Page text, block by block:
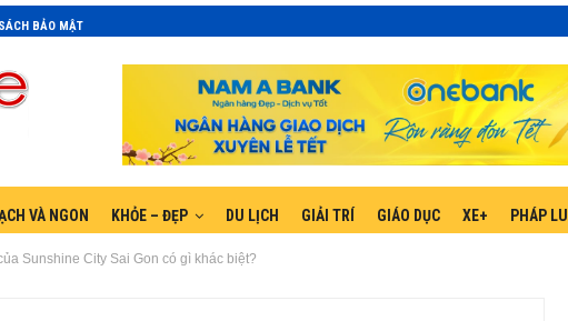
BẢO MẬT
VÀ NGON KHỎE – ĐẸP DU LỊCH GIẢI TRÍ GIÁO DỤC XE+ PHÁP
Sunshine City Sai Gon có gì khác biệt?